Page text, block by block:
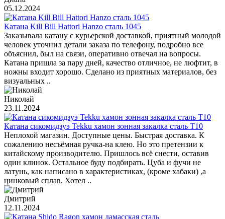
05.12.2024
Катана Kill Bill Hattori Hanzo сталь 1045
Заказывала катану с курьерской доставкой, приятный молодой
человек уточнил детали заказа по телефону, подробно все
объяснил, был на связи, оперативно отвечал на вопросы.
Катана пришла за пару дней, качество отличное, не люфтит, в
ножны входит хорошо. Сделано из приятных материалов, без
визуальных ..
Николай
23.11.2024
Катана сикомидзуэ Tekku хамон зонная закалка сталь T10
Неплохой магазин. Доступные цены. Быстрая доставка. К
сожалению несъёмная ручка-на клею. Но это претензии к
китайскому производителю. Пришлось всё снести, оставив
один клинок. Остальное буду подбирать. Цуба и фучи не
латунь, как написано в характеристиках, (кроме хабаки) ,а
цинковый сплав. Хотел ..
Дмитрий
12.11.2024